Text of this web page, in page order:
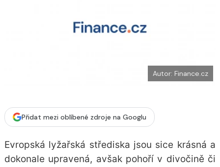
Autor: Finance.cz
Přidat mezi oblíbené zdroje na Googlu
Evropská lyžařská střediska jsou sice krásná a
dokonale upravená, avšak pohoří v divočině či